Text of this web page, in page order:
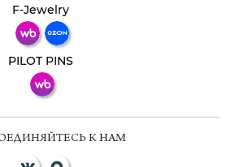
F-Jewelry
PILOT PINS
К НАМ